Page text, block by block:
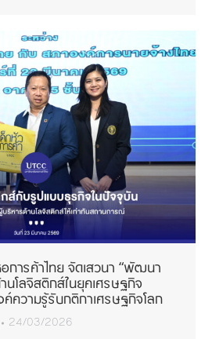
ารค้าไทย จัดเสวนา “พัฒนา
โลจิสติกส์ในยุคเศรษฐกิจ
ค์ความรู้รับกติกาเศรษฐกิจโลก
24/03/2026